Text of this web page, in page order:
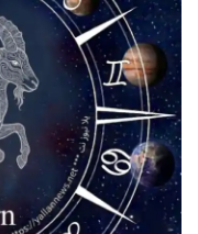
أطباق من المطابخ العربية
سياحة وسفر
منوعات عامة
جاليري الفن التشكيلي